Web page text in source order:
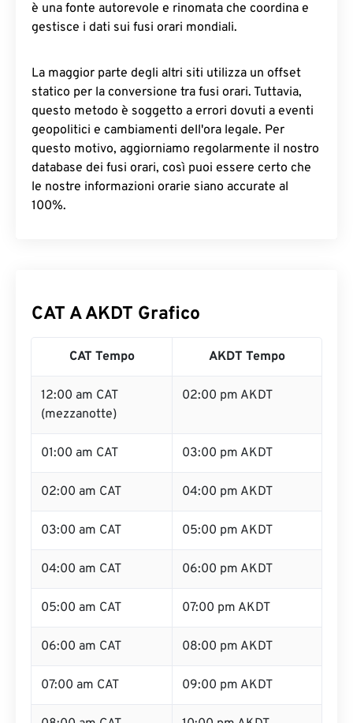
è una fonte autorevole e rinomata che coordina e
gestisce i dati sui fusi orari mondiali.
La maggior parte degli altri siti utilizza un offset
statico per la conversione tra fusi orari. Tuttavia,
questo metodo è soggetto a errori dovuti a eventi
geopolitici e cambiamenti dell'ora legale. Per
questo motivo, aggiorniamo regolarmente il nostro
database dei fusi orari, così puoi essere certo che
le nostre informazioni orarie siano accurate al
100%.
CAT A AKDT Grafico
CAT Tempo AKDT Tempo
12:00 am CAT
(mezzanotte)
02:00 pm AKDT
01:00 am CAT 03:00 pm AKDT
02:00 am CAT 04:00 pm AKDT
03:00 am CAT 05:00 pm AKDT
04:00 am CAT 06:00 pm AKDT
05:00 am CAT 07:00 pm AKDT
06:00 am CAT 08:00 pm AKDT
07:00 am CAT 09:00 pm AKDT